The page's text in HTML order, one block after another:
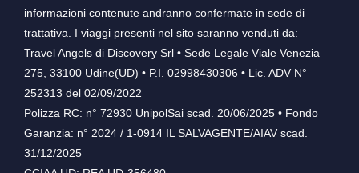
informazioni contenute andranno confermate in sede di
trattativa. I viaggi presenti nel sito saranno venduti da:
Travel Angels di Discovery Srl • Sede Legale Viale Venezia
275, 33100 Udine(UD) • P.I. 02998430306 • Lic. ADV N°
252313 del 02/09/2022
Polizza RC: n° 72930 UnipolSai scad. 20/06/2025 • Fondo
Garanzia: n° 2024 / 1-0914 IL SALVAGENTE/AIAV scad.
31/12/2025